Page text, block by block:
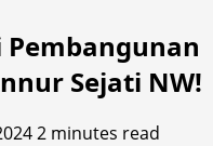
Pembangunan
Sejati NW!
2 minutes read